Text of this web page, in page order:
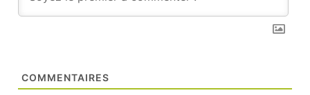
COMMENTAIRES